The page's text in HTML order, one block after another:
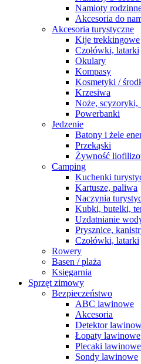
Namioty
Akcesoria do
Akcesoria turystyczne
Kije trekkingowe
Czołówki, latarki
Okulary
Kompasy
Kosmetyki /
Krzesiwa
Noże, scyzoryki,
Powerbanki
Jedzenie
Batony i żele
Przekąski
Żywność
Camping
Kuchenki
Kartusze, paliwa
Naczynia
Kubki, butelki,
Uzdatnianie
Prysznice,
Czołówki, latarki
Rowery
Basen / plaża
Księgarnia
Sprzęt zimowy
Bezpieczeństwo
ABC lawinowe
Akcesoria
Detektor
Łopaty lawinowe
Plecaki lawinowe
Sondy lawinowe